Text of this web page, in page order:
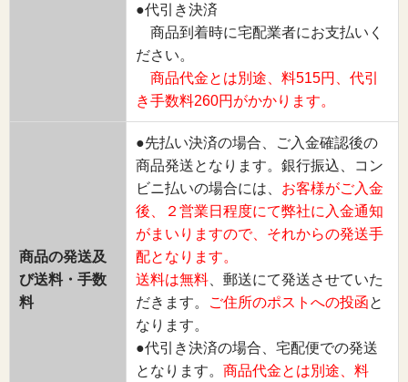
●代引き決済
商品到着時に宅配業者にお支払いく
ださい。
商品代金とは別途、料515円、代引
き手数料260円がかかります。
商品の発送及
び送料・手数
料
●先払い決済の場合、ご入金確認後の
商品発送となります。銀行振込、コン
ビニ払いの場合には、 お客様がご入金
後、２営業日程度にて弊社に入金通知
がまいりますので、それからの発送手
配となります。
送料は無料 、郵送にて発送させていた
だきます。
ご住所のポストへの投函と
なります。
●代引き決済の場合、宅配便での発送
となります。 商品代金とは別途、料